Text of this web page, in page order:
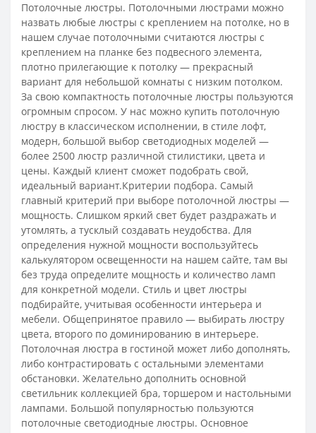
Потолочные люстры. Потолочными люстрами можно
назвать любые люстры с креплением на потолке, но в
нашем случае потолочными считаются люстры с
креплением на планке без подвесного элемента,
плотно прилегающие к потолку — прекрасный
вариант для небольшой комнаты с низким потолком.
За свою компактность потолочные люстры пользуются
огромным спросом. У нас можно купить потолочную
люстру в классическом исполнении, в стиле лофт,
модерн, большой выбор светодиодных моделей —
более 2500 люстр различной стилистики, цвета и
цены. Каждый клиент сможет подобрать свой,
идеальный вариант.Критерии подбора. Самый
главный критерий при выборе потолочной люстры —
мощность. Слишком яркий свет будет раздражать и
утомлять, а тусклый создавать неудобства. Для
определения нужной мощности воспользуйтесь
калькулятором освещенности на нашем сайте, там вы
без труда определите мощность и количество ламп
для конкретной модели. Стиль и цвет люстры
подбирайте, учитывая особенности интерьера и
мебели. Общепринятое правило — выбирать люстру
цвета, второго по доминированию в интерьере.
Потолочная люстра в гостиной может либо дополнять,
либо контрастировать с остальными элементами
обстановки. Желательно дополнить основной
светильник коллекцией бра, торшером и настольными
лампами. Большой популярностью пользуются
потолочные светодиодные люстры. Основное